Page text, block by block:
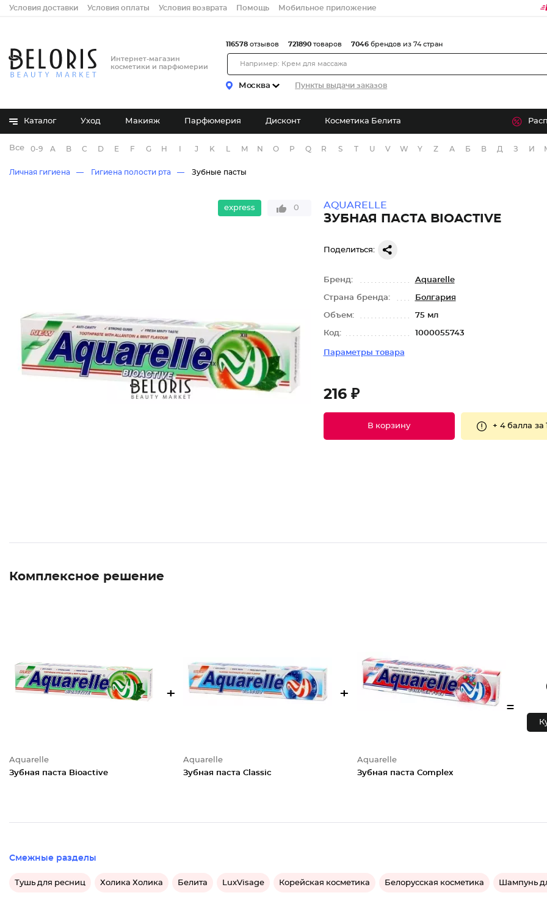
Условия доставки Условия оплаты Условия возврата Помощь Мобильное приложение
Интернет-магазин
косметики и парфюмерии
Москва Пункты выдачи заказов
116578 отзывов 721890 товаров 7046 брендов из 74 стран
Каталог Уход Макияж Парфюмерия Дисконт Косметика Белита
Все бренды
0-9 A B C D E F G H J K M N O P Q R S T U V W Y Z А Б В Д З И
Личная гигиена Гигиена полости рта Зубные пасты
express 0 AQUARELLE
ЗУБНАЯ ПАСТА BIOACTIVE
Поделиться:
Бренд: Aquarelle
Страна бренда: Болгария
Объем: 75 мл
Код: 1000055743
Параметры товара
216 ₽
В корзину + 4 балла за
Комплексное решение
Aquarelle
Зубная паста Bioactive
+
Aquarelle
Зубная паста Classic
+
Aquarelle
Зубная паста Complex
=
Смежные разделы
Тушь для ресниц Холика Холика Белита LuxVisage Корейская косметика Белорусская косметика Шампунь